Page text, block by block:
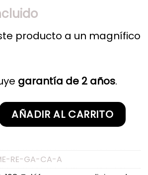
producto a un magnífico
garantía de 2 años.
128GB
AÑADIR AL CARRITO
RE-GA-CA-A